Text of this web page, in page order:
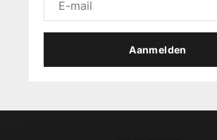
Aanmelden